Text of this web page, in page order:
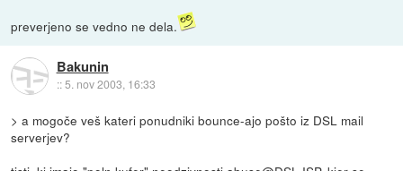
preverjeno se vedno ne dela.
Bakunin
::5. nov 2003, 16:33
> a mogoče veš kateri ponudniki bounce-ajo pošto iz DSL mail
serverjev?